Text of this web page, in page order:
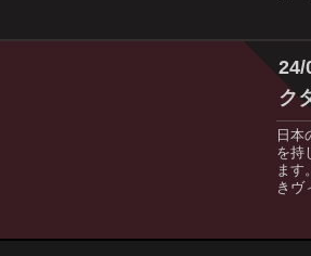
24/
ク
日本
を持
ます
きヴ